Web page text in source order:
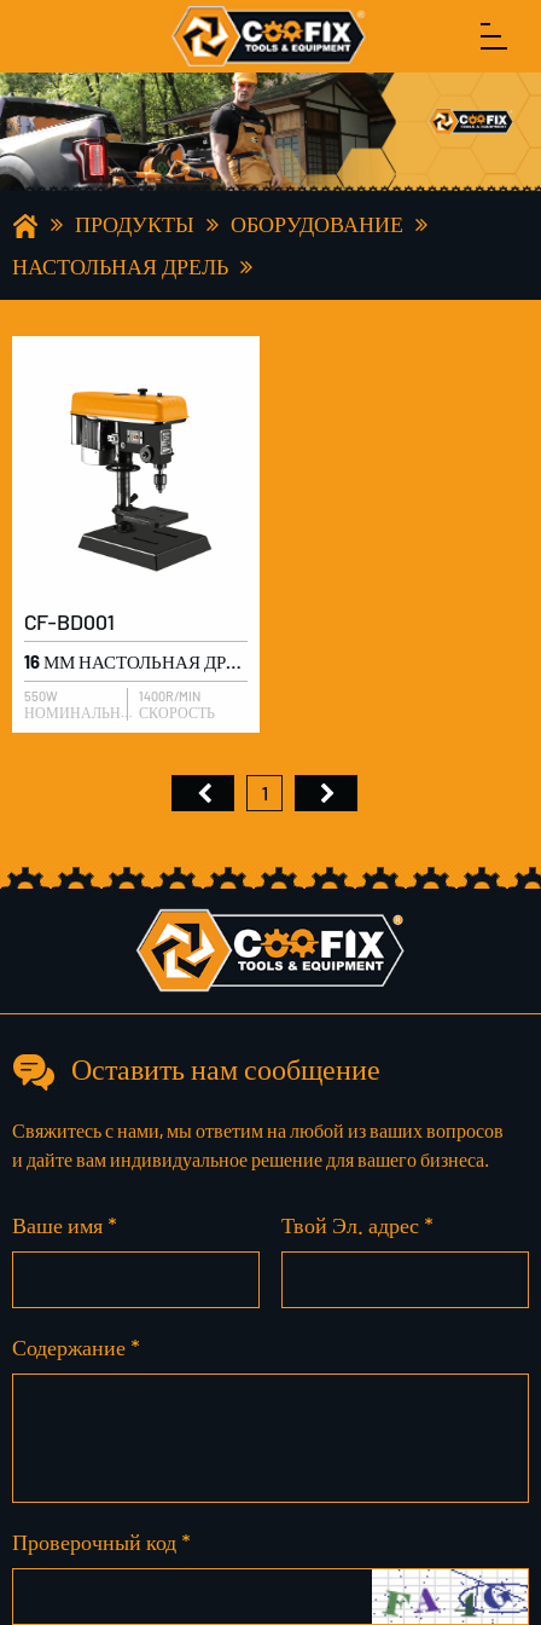
ПРОДУКТЫ
ОБОРУДОВАНИЕ
НАСТОЛЬНАЯ ДРЕЛЬ
CF-BD001
16 ММ НАСТОЛЬНАЯ ДРЕЛЬ
550W
НОМИНАЛЬНАЯ ВХОДНАЯ МОЩНОСТЬ
1400R/MIN
СКОРОСТЬ
1
Оставить нам сообщение
Свяжитесь с нами, мы ответим на любой из ваших вопросов
и дайте вам индивидуальное решение для вашего бизнеса.
Ваше имя * Твой Эл. адрес *
Содержание *
Проверочный код *